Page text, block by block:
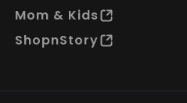
Mom & Kids
ShopnStory